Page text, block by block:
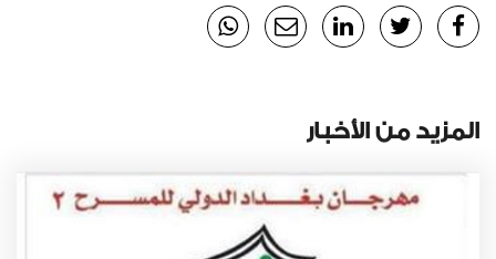
المزيد من الأخبار